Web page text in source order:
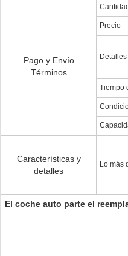
Pago y Envío
Términos
Precio
Tiempo
Características y
detalles
Lo más
El coche auto parte el